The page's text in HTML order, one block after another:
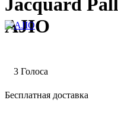
Jacquard
AJIO
3 Голоса
Бесплатная доставка